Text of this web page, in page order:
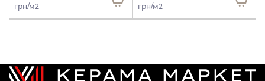
грн/м2 грн/м2